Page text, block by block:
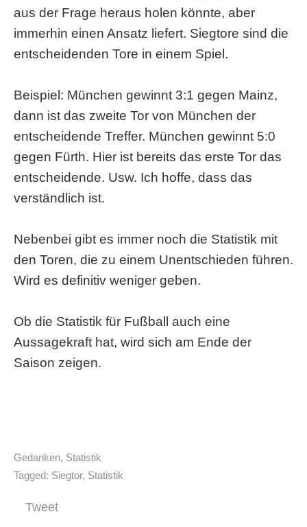
aus der Frage heraus holen könnte, aber
immerhin einen Ansatz liefert. Siegtore sind die
entscheidenden Tore in einem Spiel.
Beispiel: München gewinnt 3:1 gegen Mainz,
dann ist das zweite Tor von München der
entscheidende Treffer. München gewinnt 5:0
gegen Fürth. Hier ist bereits das erste Tor das
entscheidende. Usw. Ich hoffe, dass das
verständlich ist.
Nebenbei gibt es immer noch die Statistik mit
den Toren, die zu einem Unentschieden führen.
Wird es definitiv weniger geben.
Ob die Statistik für Fußball auch eine
Aussagekraft hat, wird sich am Ende der
Saison zeigen.
Gedanken, Statistik
Tagged: Siegtor, Statistik
Tweet